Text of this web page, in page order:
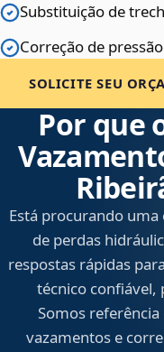
Substituição de
Correção de
SOLICITE SEU
Por que
Está procurando uma
de perdas
respostas rápidas
técnico confiável,
Somos referência
vazamentos e